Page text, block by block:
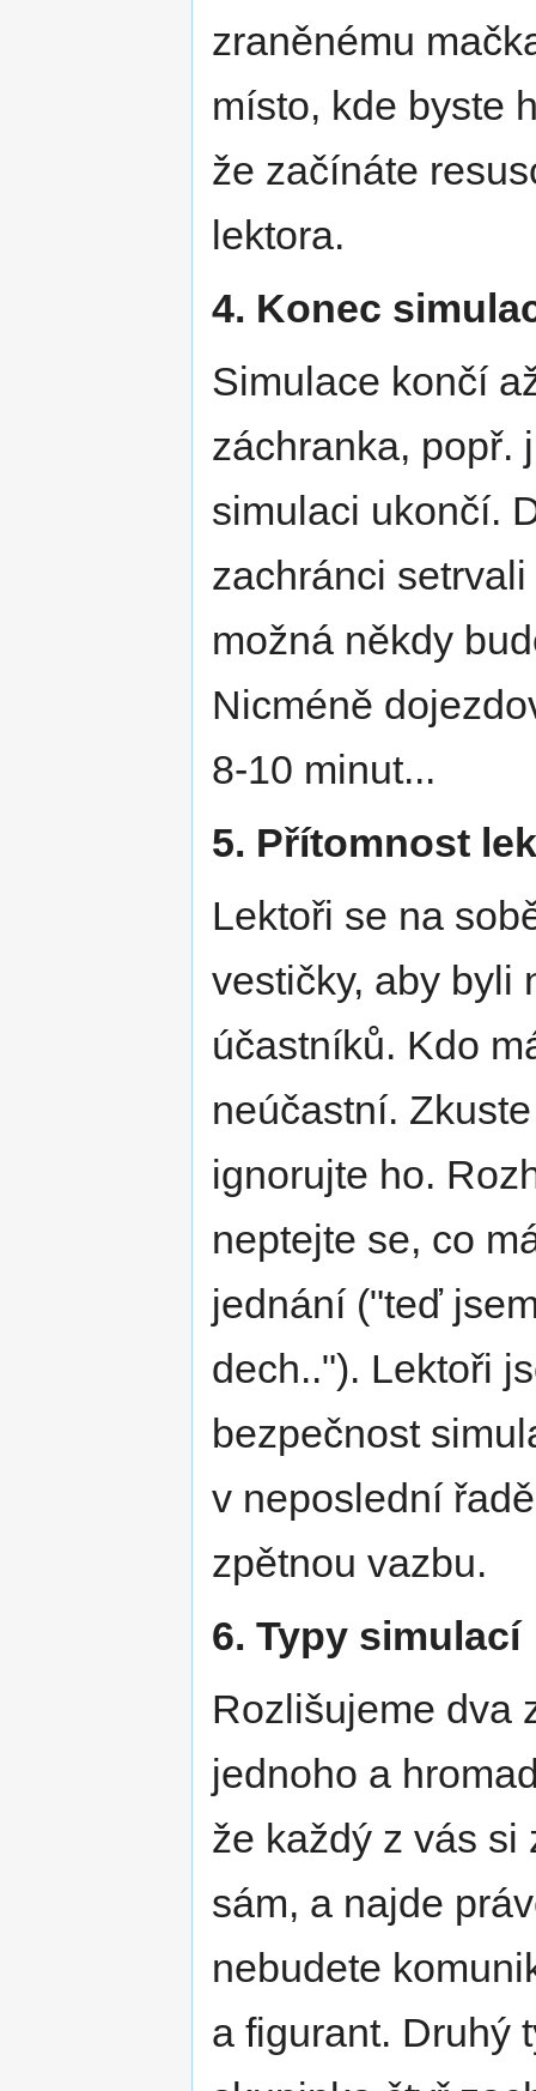
zraněnému
místo, kde byste
že začínáte
lektora.
4. Konec
Simulace končí
záchranka, popř.
simulaci ukončí.
zachránci
možná někdy
Nicméně
8-10 minut...
5. Přítomnost
Lektoři se na
vestičky, aby byli
účastníků. Kdo
neúčastní.
ignorujte ho.
neptejte se, co
jednání ("teď
dech.."). Lektoři
bezpečnost
v neposlední
zpětnou vazbu.
6. Typy simulací
Rozlišujeme dva
jednoho a
že každý z vás si
sám, a najde
nebudete
a figurant. Druhý